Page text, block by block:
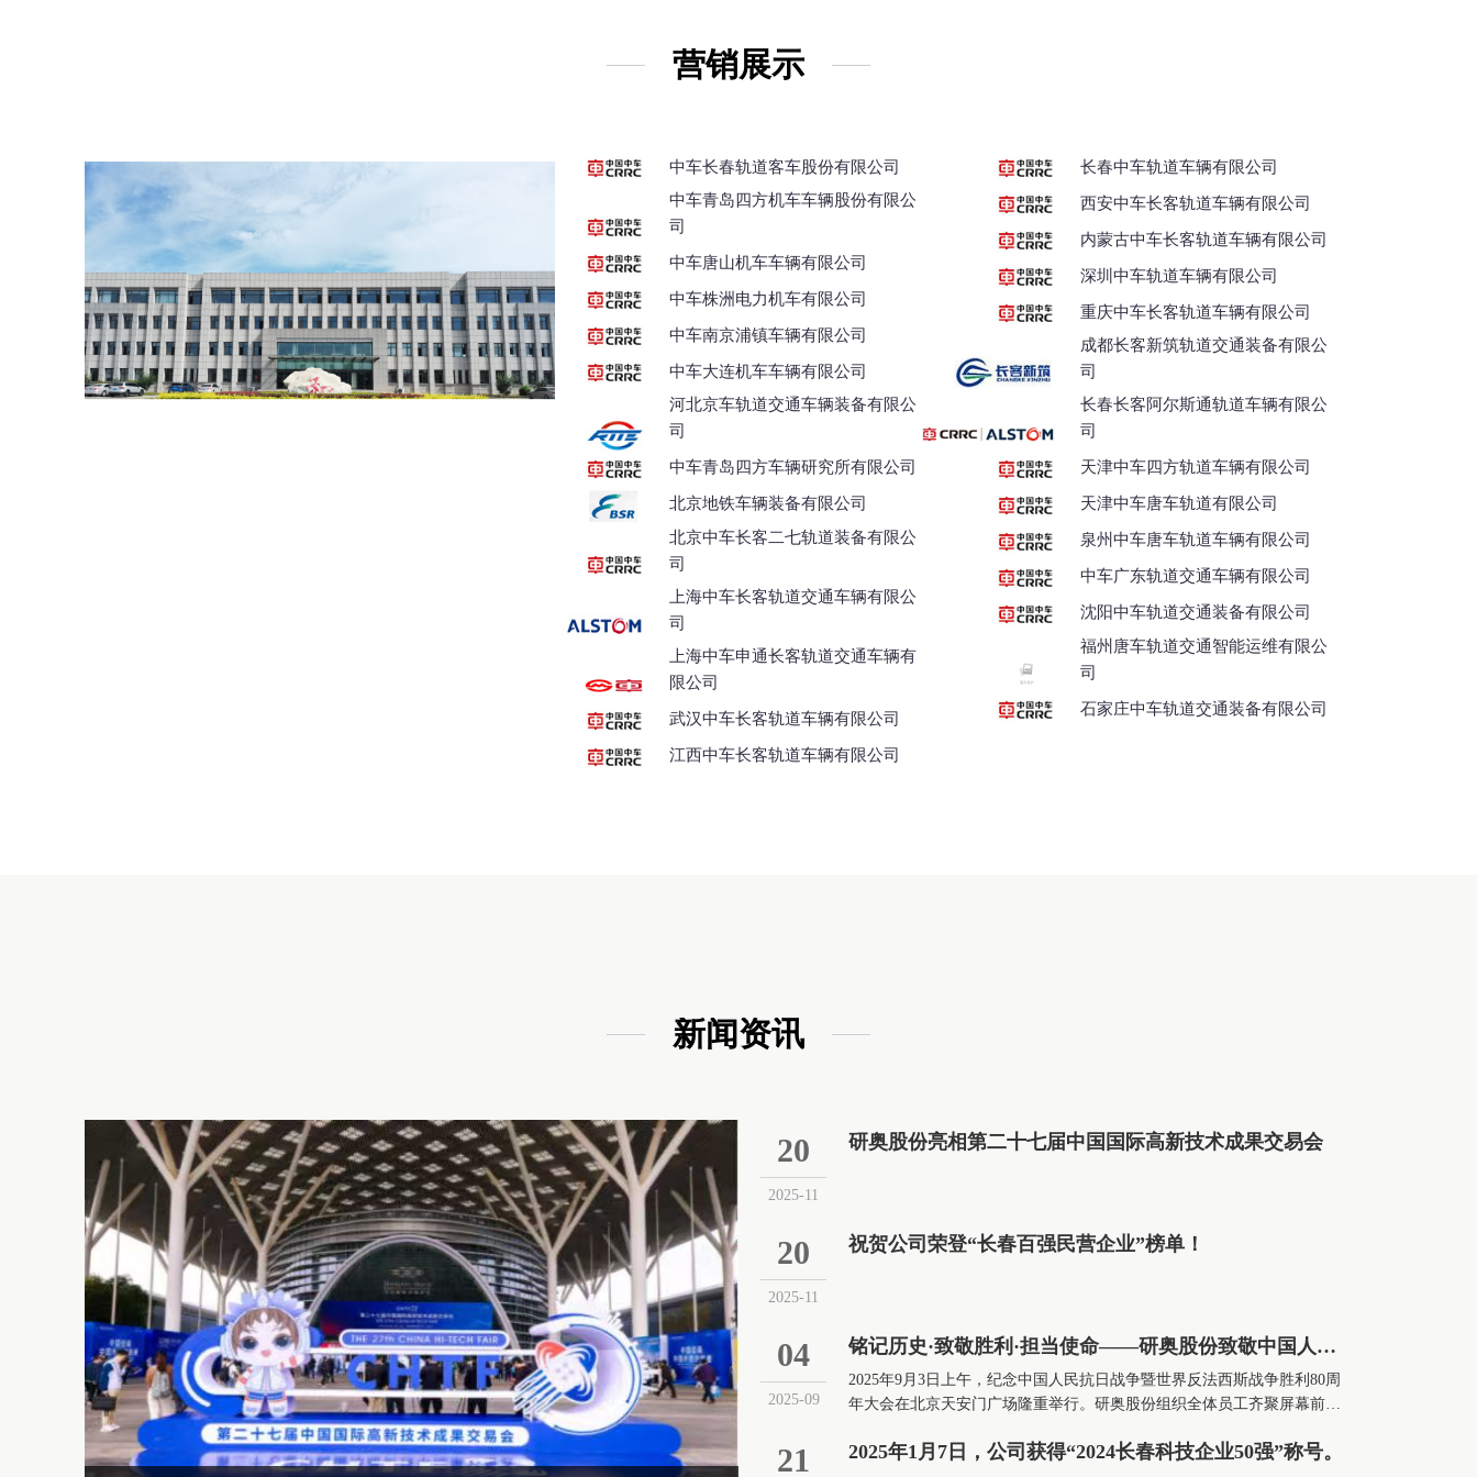
营销展示
中车长春轨道客车股份有限公司
中车青岛四方机车车辆股份有限公
司
中车唐山机车车辆有限公司
中车株洲电力机车有限公司
中车南京浦镇车辆有限公司
中车大连机车车辆有限公司
河北京车轨道交通车辆装备有限公
司
中车青岛四方车辆研究所有限公司
北京地铁车辆装备有限公司
北京中车长客二七轨道装备有限公
司
上海中车长客轨道交通车辆有限公
司
上海中车申通长客轨道交通车辆有
限公司
武汉中车长客轨道车辆有限公司
江西中车长客轨道车辆有限公司
长春中车轨道车辆有限公司
西安中车长客轨道车辆有限公司
内蒙古中车长客轨道车辆有限公司
深圳中车轨道车辆有限公司
重庆中车长客轨道车辆有限公司
成都长客新筑轨道交通装备有限公
司
长春长客阿尔斯通轨道车辆有限公
司
天津中车四方轨道车辆有限公司
天津中车唐车轨道有限公司
泉州中车唐车轨道车辆有限公司
中车广东轨道交通车辆有限公司
沈阳中车轨道交通装备有限公司
福州唐车轨道交通智能运维有限公
司
石家庄中车轨道交通装备有限公司
新闻资讯
20
2025-11
研奥股份亮相第二十七届中国国际高新技术成果交易会
20
2025-11
祝贺公司荣登“长春百强民营企业”榜单！
04
2025-09
铭记历史·致敬胜利·担当使命——研奥股份致敬中国人民抗日战争暨世界反法西斯战争胜利80周年
2025年9月3日上午，纪念中国人民抗日战争暨世界反法西斯战争胜利80周
年大会在北京天安门广场隆重举行。研奥股份组织全体员工齐聚屏幕前，
21 2025年1月7日，公司获得“2024长春科技企业50强”称号。